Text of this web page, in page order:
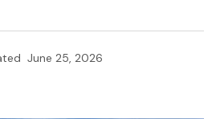
June 25, 2026